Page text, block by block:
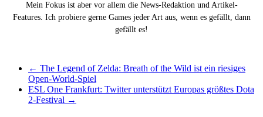
Mein Fokus ist aber vor allem die News-Redaktion und Artikel-
Features. Ich probiere gerne Games jeder Art aus, wenn es gefällt, dann
gefällt es!
← The Legend of Zelda: Breath of the Wild ist ein riesiges
Open-World-Spiel
ESL One Frankfurt: Twitter unterstützt Europas größtes Dota
2-Festival →